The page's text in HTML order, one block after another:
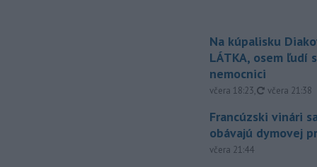
Na kúpalisku
LÁTKA, osem ľudí
nemocnici
včera 18:23, aktualizované
včera 21:38
Francúzski vinári
obávajú dymovej
včera 21:44